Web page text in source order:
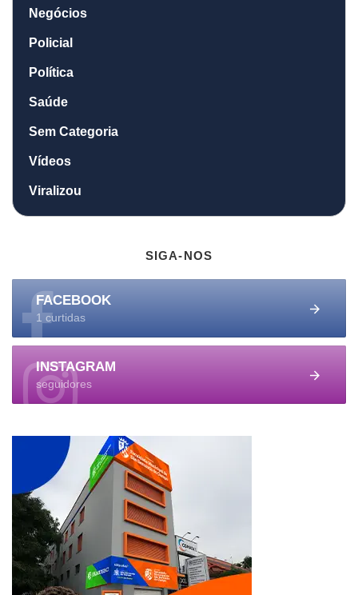
Negócios
Policial
Política
Saúde
Sem Categoria
Vídeos
Viralizou
SIGA-NOS
FACEBOOK
1 curtidas
INSTAGRAM
seguidores